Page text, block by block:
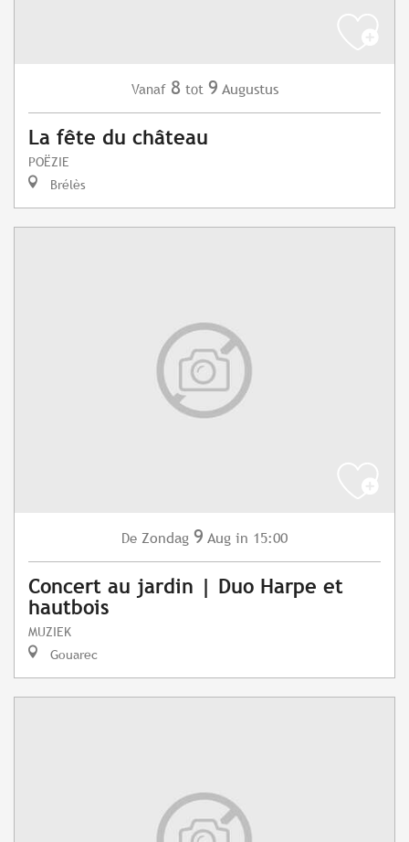
Vanaf 8 tot 9 Augustus
La fête du château
POËZIE
Brélès
De Zondag 9 Aug in 15:00
Concert au jardin | Duo Harpe et
hautbois
MUZIEK
Gouarec